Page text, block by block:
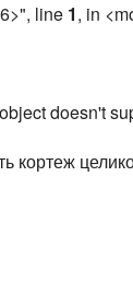
line 1, in
doesn't
кортеж